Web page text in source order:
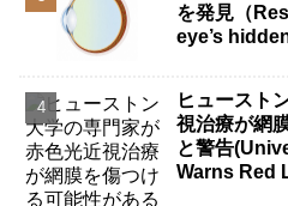
を発見（
eye’s
ヒュースト
視治療が網
と警告
Warns Red